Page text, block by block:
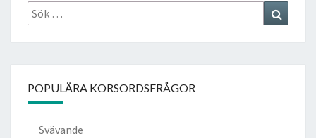
Sök
efter:
POPULÄRA KORSORDSFRÅGOR
Svävande